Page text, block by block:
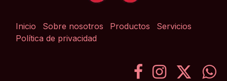
Inicio Sobre nosotros Productos
Servicios
Política de privacidad